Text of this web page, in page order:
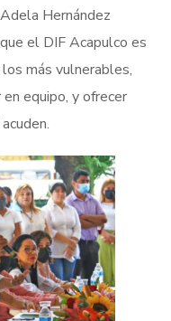
Hernández
el DIF Acapulco es
más vulnerables,
equipo, y ofrecer